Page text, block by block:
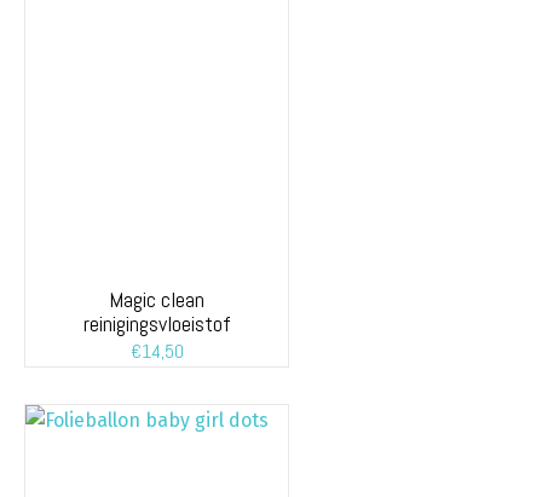
Magic clean
reinigingsvloeistof
€14,50